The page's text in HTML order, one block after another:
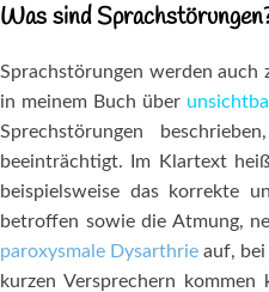
Was sind
Sprachstörungen werden auch
in meinem Buch über
Sprechstörungen
beeinträchtigt. Im Klartext
beispielsweise das korrekte
betroffen sowie die Atmung,
paroxysmale Dysarthrie auf,
kurzen Versprechern